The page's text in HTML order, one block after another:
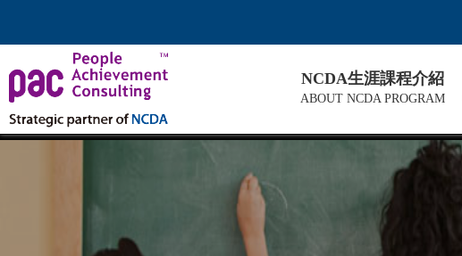
NCDA生涯課程介紹
ABOUT NCDA PROGRAM